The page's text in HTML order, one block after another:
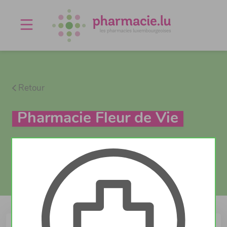
Retour
Pharmacie Fleur de Vie
Actuellement ouvert
Agenda
À propos